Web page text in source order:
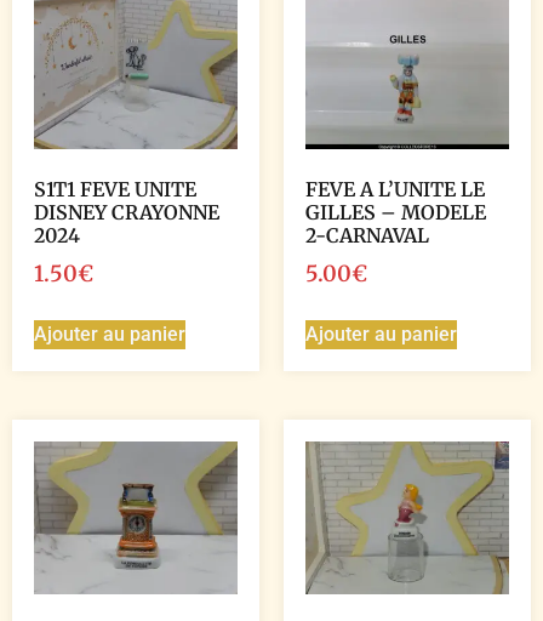
S1T1 FEVE UNITE
DISNEY CRAYONNE
2024
1.50€
Ajouter au panier
FEVE A L’UNITE LE
GILLES – MODELE
2-CARNAVAL
5.00€
Ajouter au panier